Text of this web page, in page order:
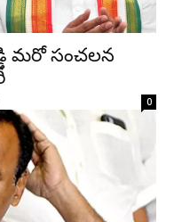
మరో సంచలన
0